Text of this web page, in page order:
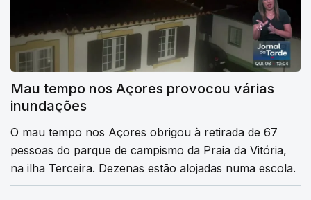
Mau tempo nos Açores provocou várias
inundações
O mau tempo nos Açores obrigou à retirada de 67
pessoas do parque de campismo da Praia da Vitória,
na ilha Terceira. Dezenas estão alojadas numa escola.